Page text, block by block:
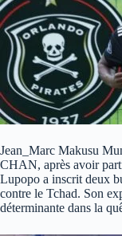
Jean_Marc Makusu
CHAN, après avoir
Lupopo a inscrit deux
contre le Tchad. Son
déterminante dans la